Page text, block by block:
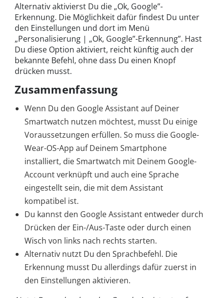
Alternativ aktivierst Du die „Ok, Google”-
Erkennung. Die Möglichkeit dafür findest Du unter
den Einstellungen und dort im Menü
„Personalisierung | „Ok, Google”-Erkennung”. Hast
Du diese Option aktiviert, reicht künftig auch der
bekannte Befehl, ohne dass Du einen Knopf
drücken musst.
Zusammenfassung
Wenn Du den Google Assistant auf Deiner
Smartwatch nutzen möchtest, musst Du einige
Voraussetzungen erfüllen. So muss die Google-
Wear-OS-App auf Deinem Smartphone
installiert, die Smartwatch mit Deinem Google-
Account verknüpft und auch eine Sprache
eingestellt sein, die mit dem Assistant
kompatibel ist.
Du kannst den Google Assistant entweder durch
Drücken der Ein-/Aus-Taste oder durch einen
Wisch von links nach rechts starten.
Alternativ nutzt Du den Sprachbefehl. Die
Erkennung musst Du allerdings dafür zuerst in
den Einstellungen aktivieren.